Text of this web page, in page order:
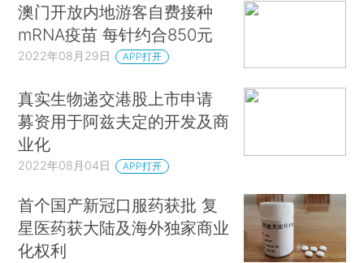
澳门开放内地游客自费接种
mRNA疫苗 每针约合850元
2022年08月29日 APP打开
真实生物递交港股上市申请
募资用于阿兹夫定的开发及商
业化
2022年08月04日 APP打开
首个国产新冠口服药获批 复
星医药获大陆及海外独家商业
化权利